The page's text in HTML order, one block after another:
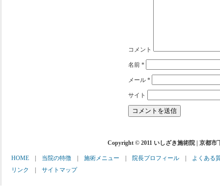
コメント
名前 *
メール *
サイト
Copyright © 2011 いしざき施術院 | 京都
HOME 当院の特徴 施術メニュー 院長プロフィール
よくある
リンク
サイトマップ